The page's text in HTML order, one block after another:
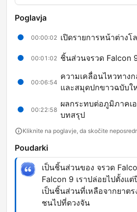
Poglavja
00:00:02 เปิดรายการหน้าต่างโ
00:01:02 ชิ้นส่วนจรวด Falcon
00:06:54
ความเคลื่อนไหวทาง
และสมุดปกขาวฉบับใ
00:22:58
ผลกระทบต่อภูมิภาคเ
บทสรุป
Kliknite na poglavje, da skočite
Poudarki
เป็นชิ้นส่วนของ จรวด
Falcon 9 เราปล่อยไปตั้งแ
เป็นชิ้นส่วนที่เหลือจากยาต
ชนไปที่ดวงจัน